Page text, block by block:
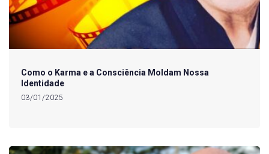
Como o Karma e a Consciência Moldam Nossa
Identidade
03/01/2025